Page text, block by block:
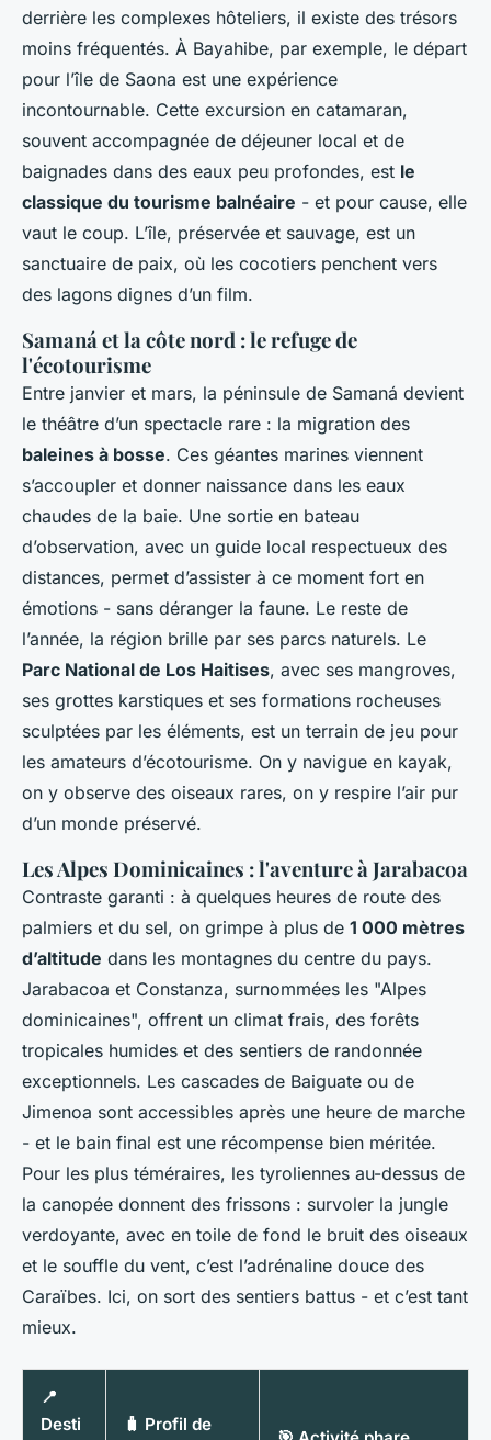
derrière les complexes hôteliers, il existe des trésors
moins fréquentés. À Bayahibe, par exemple, le départ
pour l’île de Saona est une expérience
incontournable. Cette excursion en catamaran,
souvent accompagnée de déjeuner local et de
baignades dans des eaux peu profondes, est le
classique du tourisme balnéaire - et pour cause, elle
vaut le coup. L’île, préservée et sauvage, est un
sanctuaire de paix, où les cocotiers penchent vers
des lagons dignes d’un film.
Samaná et la côte nord : le refuge de
l'écotourisme
Entre janvier et mars, la péninsule de Samaná devient
le théâtre d’un spectacle rare : la migration des
baleines à bosse. Ces géantes marines viennent
s’accoupler et donner naissance dans les eaux
chaudes de la baie. Une sortie en bateau
d’observation, avec un guide local respectueux des
distances, permet d’assister à ce moment fort en
émotions - sans déranger la faune. Le reste de
l’année, la région brille par ses parcs naturels. Le
Parc National de Los Haitises, avec ses mangroves,
ses grottes karstiques et ses formations rocheuses
sculptées par les éléments, est un terrain de jeu pour
les amateurs d’écotourisme. On y navigue en kayak,
on y observe des oiseaux rares, on y respire l’air pur
d’un monde préservé.
Les Alpes Dominicaines : l'aventure à Jarabacoa
Contraste garanti : à quelques heures de route des
palmiers et du sel, on grimpe à plus de 1 000 mètres
d’altitude dans les montagnes du centre du pays.
Jarabacoa et Constanza, surnommées les "Alpes
dominicaines", offrent un climat frais, des forêts
tropicales humides et des sentiers de randonnée
exceptionnels. Les cascades de Baiguate ou de
Jimenoa sont accessibles après une heure de marche
- et le bain final est une récompense bien méritée.
Pour les plus téméraires, les tyroliennes au-dessus de
la canopée donnent des frissons : survoler la jungle
verdoyante, avec en toile de fond le bruit des oiseaux
et le souffle du vent, c’est l’adrénaline douce des
Caraïbes. Ici, on sort des sentiers battus - et c’est tant
mieux.
📍
Desti
🧳 Profil de